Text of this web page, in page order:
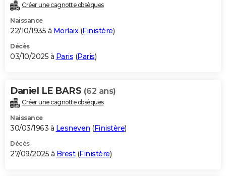
Créer une cagnotte obsèques
Naissance
22/10/1935 à Morlaix(Finistère)
Décès
03/10/2025 à Paris (Paris)
Daniel LE BARS (62 ans)
Créer une cagnotte obsèques
Naissance
30/03/1963 à Lesneven (Finistère)
Décès
27/09/2025 à Brest(Finistère)